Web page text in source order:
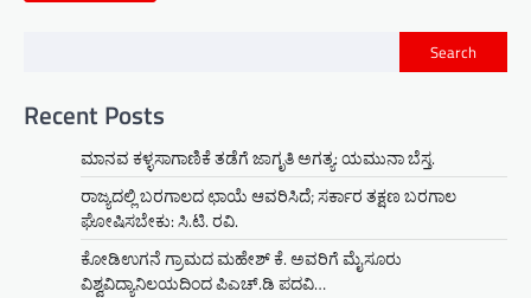
Search
Recent Posts
ಮಾನವ ಕಳ್ಳಸಾಗಾಣಿಕೆ ತಡೆಗೆ ಜಾಗೃತಿ ಅಗತ್ಯ: ಯಮುನಾ ಬೆಸ್ತ.
ರಾಜ್ಯದಲ್ಲಿ ಬರಗಾಲದ ಛಾಯೆ ಆವರಿಸಿದೆ; ಸರ್ಕಾರ ತಕ್ಷಣ ಬರಗಾಲ
ಘೋಷಿಸಬೇಕು: ಸಿ.ಟಿ. ರವಿ.
ಕೋಡಿಉಗನೆ ಗ್ರಾಮದ ಮಹೇಶ್ ಕೆ. ಅವರಿಗೆ ಮೈಸೂರು
ವಿಶ್ವವಿದ್ಯಾನಿಲಯದಿಂದ ಪಿಎಚ್.ಡಿ ಪದವಿ…